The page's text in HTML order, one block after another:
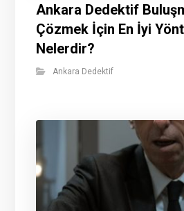
Ankara Dedektif
Çözmek İçin En İyi
Nelerdir?
Ankara Dedektif